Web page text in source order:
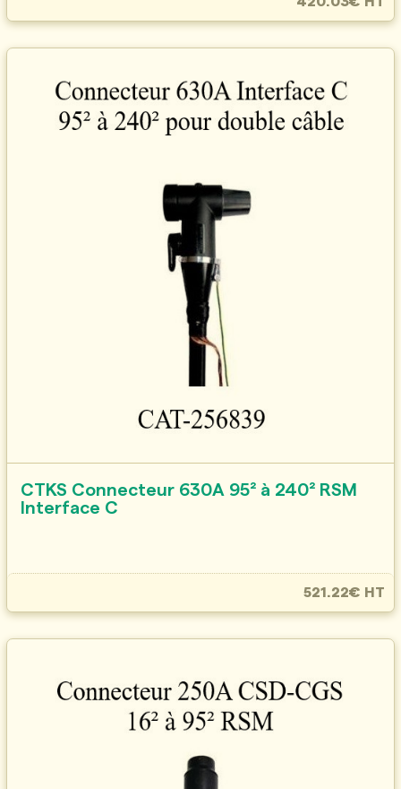
CTKS Connecteur 630A 95² à 240² RSM
Interface C
521.22€ HT